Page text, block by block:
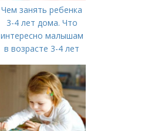
Чем занять ребенка
3-4 лет дома. Что
интересно малышам
в возрасте 3-4 лет